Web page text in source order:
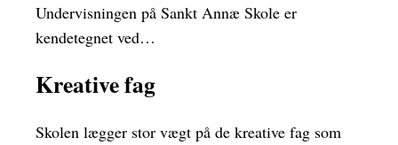
Undervisningen på Sankt Annæ Skole er
kendetegnet ved…
Kreative fag
Skolen lægger stor vægt på de kreative fag som